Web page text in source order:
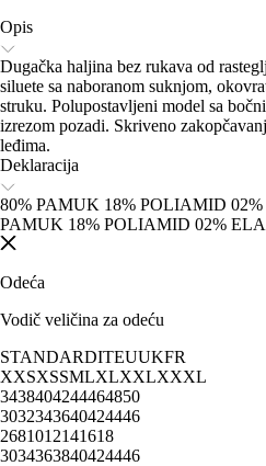
Opis
Dugačka haljina bez rukava od
siluete sa naboranom suknjom,
struku. Polupostavljeni model sa
izrezom pozadi. Skriveno
leđima.
Deklaracija
80% PAMUK 18% POLIAMID
PAMUK 18% POLIAMID 02%
Odeća
Vodič veličina za odeću
STANDARDITEUUKFR
XXSXSSMLXLXXLXXXL
3438404244464850
3032343640424446
2681012141618
3034363840424446